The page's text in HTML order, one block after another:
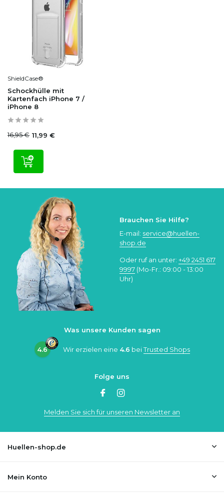
ShieldCase®
Schockhülle mit
Kartenfach iPhone 7 /
iPhone 8
16,95 € 11,99 €
Brauchen Sie Hilfe?
E-mail: service@huellen-
shop.de
Oder ruf an unter: +49 2451 617
9997 (Mo-Fr.: 09:00 - 13:00
Uhr)
Was unsere Kunden sagen
4.6 Wir erzielen eine 4.6 beiTrusted Shops
Folge uns
Melden Sie sich für unseren Newsletter an
Huellen-shop.de
Mein Konto